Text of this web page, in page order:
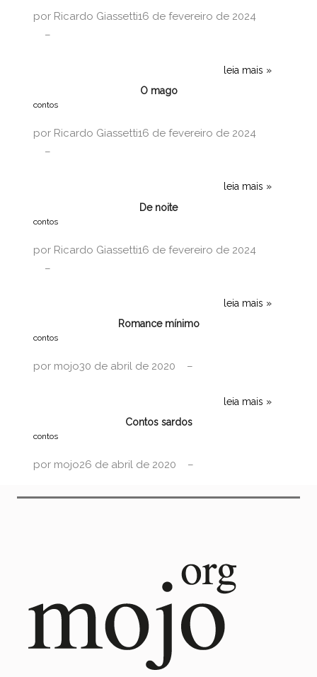
por Ricardo Giassetti16 de fevereiro de 2024
leia mais
O mago
contos
por Ricardo Giassetti16 de fevereiro de 2024
leia mais
De noite
contos
por Ricardo Giassetti16 de fevereiro de 2024
leia mais
Romance mínimo
contos
por mojo30 de abril de 2020
leia mais
Contos sardos
contos
por mojo26 de abril de 2020
leia mais